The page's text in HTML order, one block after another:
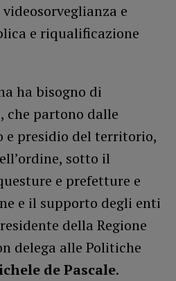
e
e riqualificazione
ha bisogno di
partono dalle
presidio del territorio,
sotto il
e prefetture e
e il supporto degli enti
della Regione
delega alle Politiche
de Pascale.